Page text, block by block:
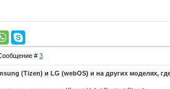
# 3
(Tizen) и LG (webOS) и на других моделях,